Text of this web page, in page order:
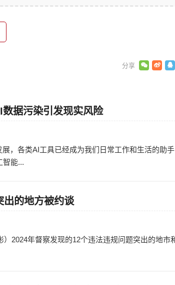
据污染引发现实风险
，各类AI工具已经成为我们日常工作和生活的助
智能...
出的地方被约谈
2024年督察发现的12个违法违规问题突出的地市